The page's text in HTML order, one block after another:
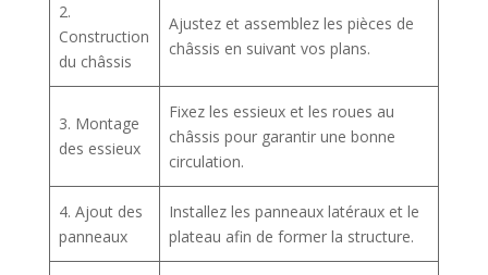
2.
Construction
du châssis
Ajustez et assemblez les pièces de
châssis en suivant vos plans.
3. Montage
des essieux
Fixez les essieux et les roues au
châssis pour garantir une bonne
circulation.
4. Ajout des
panneaux
Installez les panneaux latéraux et le
plateau afin de former la structure.